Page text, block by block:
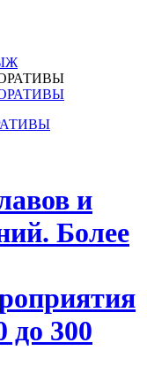
и
Более
до 300